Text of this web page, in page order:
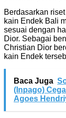
Berdasarkan
kain Endek Bali
sesuai dengan
Dior. Sebagai
Christian Dior
kain Endek
Baca Juga
(Inpago)
Agoes